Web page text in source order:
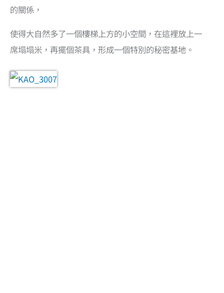
的關係，
使得大自然多了一個樓梯上方的小空間，在這裡放上一
席塌塌米，再擺個茶具，形成一個特別的秘密基地。